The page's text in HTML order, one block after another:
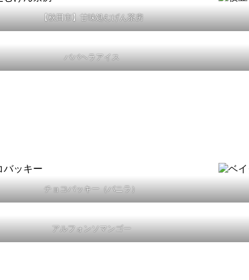
【秋田市】甘味処むげん茶房
ババヘラアイス
チョコバッキー（バニラ）
アルフォンソマンゴー